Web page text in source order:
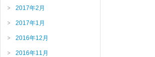
2017年2月
2017年1月
2016年12月
2016年11月